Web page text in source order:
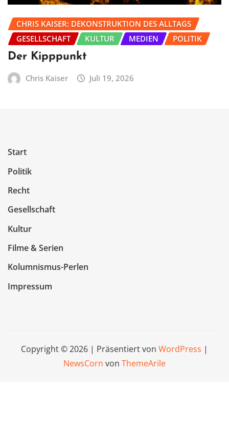
CHRIS KAISER: DEKONSTRUKTION DES ALLTAGS
GESELLSCHAFT
KULTUR MEDIEN POLITIK
Der Kipppunkt
Chris Kaiser Juli 19, 2026
Start
Politik
Recht
Gesellschaft
Kultur
Filme & Serien
Kolumnismus-Perlen
Impressum
Copyright © 2026 | Präsentiert von WordPress |
NewsCorn von ThemeArile